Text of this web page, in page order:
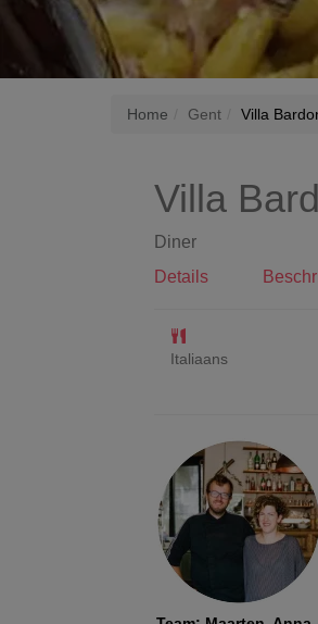
Home Gent Villa
Villa
Diner
Details
Italiaans